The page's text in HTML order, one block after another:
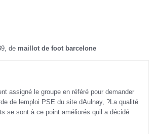
de maillot de foot barcelone
assigné le groupe en référé pour demander
de lemploi PSE du site dAulnay, ?La qualité
se sont à ce point améliorés quil a décidé